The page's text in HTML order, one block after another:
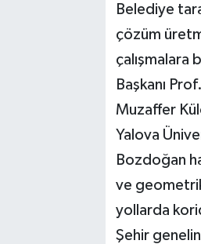
Belediye
çözüm
çalışmalara
Başkanı
Muzaffer
Yalova
Bozdoğan
ve
yollarda
Şehir